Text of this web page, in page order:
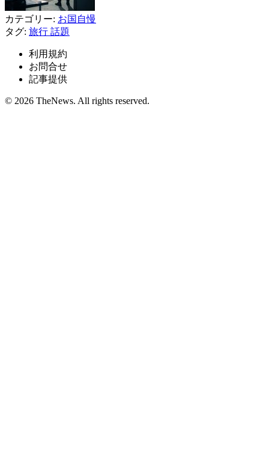
カテゴリー: お国自慢
タグ: 旅行 話題
利用規約
お問合せ
記事提供
© 2026 TheNews. All rights reserved.